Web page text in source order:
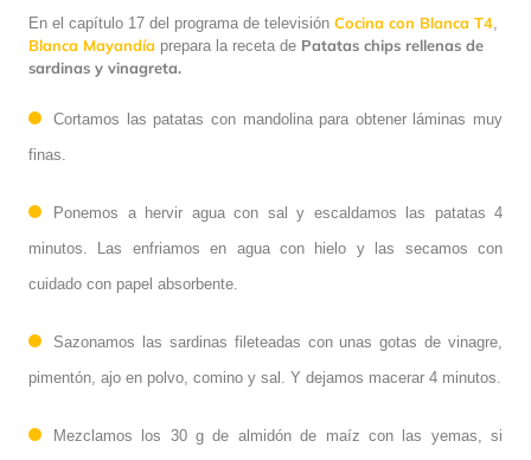
En el capítulo 17 del programa de televisión Cocina con Blanca T4
Blanca Mayandía prepara la receta de Patatas chips rellenas de
sardinas y vinagreta.
Cortamos las patatas con mandolina para obtener láminas muy
finas.
Ponemos a hervir agua con sal y escaldamos las patatas 4
minutos. Las enfriamos en agua con hielo y las secamos con
cuidado con papel absorbente.
Sazonamos las sardinas fileteadas con unas gotas de vinagre,
pimentón, ajo en polvo, comino y sal. Y dejamos macerar 4 minutos.
Mezclamos los 30 g de almidón de maíz con las yemas, si